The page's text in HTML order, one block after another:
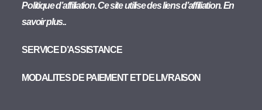
Politique d’affiliation. Ce site utilise des liens d’affiliation. En
savoir plus..
SERVICE D’ASSISTANCE
MODALITES DE PAIEMENT ET DE LIVRAISON